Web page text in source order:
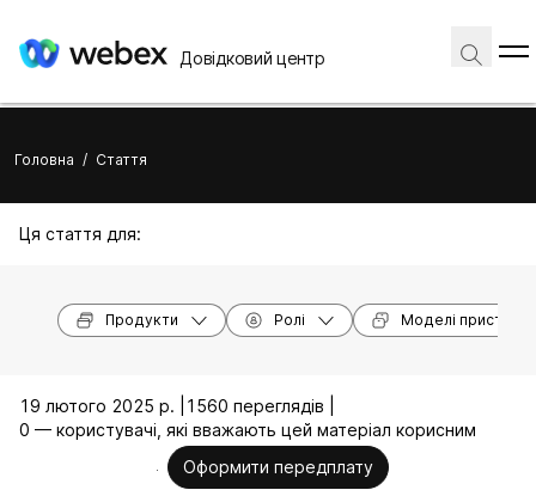
Довідковий центр
Головна / Стаття
Ця стаття для:
Продукти Ролі Моделі пристроїв
19 лютого 2025 р. |
1560 переглядів |
0 — користувачі, які вважають цей матеріал корисним
Оформити передплату